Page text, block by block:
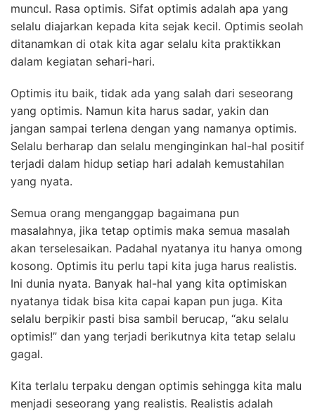
muncul. Rasa optimis. Sifat optimis adalah apa yang
selalu diajarkan kepada kita sejak kecil. Optimis seolah
ditanamkan di otak kita agar selalu kita praktikkan
dalam kegiatan sehari-hari.
Optimis itu baik, tidak ada yang salah dari seseorang
yang optimis. Namun kita harus sadar, yakin dan
jangan sampai terlena dengan yang namanya optimis.
Selalu berharap dan selalu menginginkan hal-hal positif
terjadi dalam hidup setiap hari adalah kemustahilan
yang nyata.
Semua orang menganggap bagaimana pun
masalahnya, jika tetap optimis maka semua masalah
akan terselesaikan. Padahal nyatanya itu hanya omong
kosong. Optimis itu perlu tapi kita juga harus realistis.
Ini dunia nyata. Banyak hal-hal yang kita optimiskan
nyatanya tidak bisa kita capai kapan pun juga. Kita
selalu berpikir pasti bisa sambil berucap, “aku selalu
optimis!” dan yang terjadi berikutnya kita tetap selalu
gagal.
Kita terlalu terpaku dengan optimis sehingga kita malu
menjadi seseorang yang realistis. Realistis adalah